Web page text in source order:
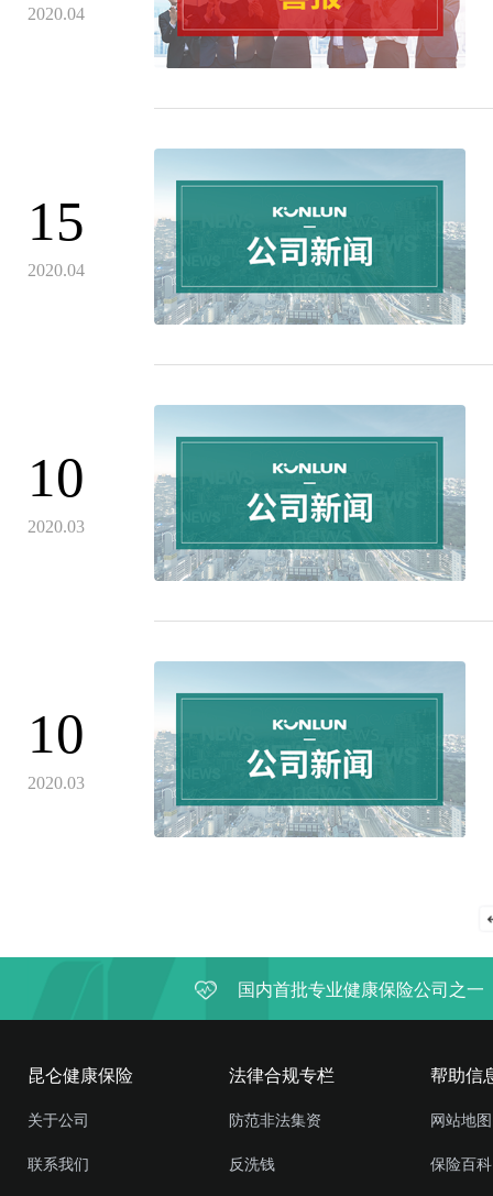
2020.04
15
2020.04
10
2020.03
10
2020.03
国内首批专业健康保险公司之一
昆仑健康保险
关于公司
联系我们
法律合规专栏
防范非法集资
反洗钱
帮助信
网站地图
保险百科